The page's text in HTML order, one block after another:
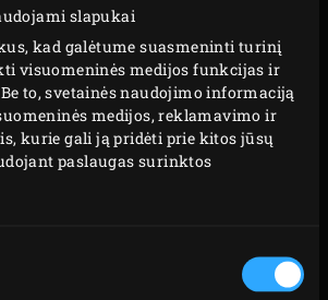
slapukai
kad galėtume suasmeninti turinį
visuomeninės medijos funkcijas ir
to, svetainės naudojimo informaciją
medijos, reklamavimo ir
kurie gali ją pridėti prie kitos jūsų
paslaugas surinktos
ne tik nepaprastai gardūs. Jie –
mitybos dalis. Ne visi žino, kad šios
tokia pačia nauda sveikatai kaip